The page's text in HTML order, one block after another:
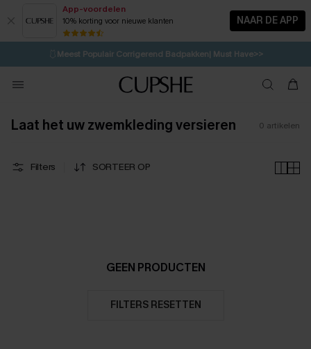
App-voordelen
10% korting voor nieuwe klanten NAAR DE APP
⚡️LAATSTE KANS | Tot 50% korting>>
🩱Meest Populair Corrigerend Badpakken| Must Have>>
💌Abonneer je & ontvang tot 15% korting>>
Koop 3, krijg 15% korting | CODE: SW15 1D:8H:21M:46S
Laat het uw zwemkleding versieren 0 artikelen
Filters SORTEER OP
GEEN PRODUCTEN
FILTERS RESETTEN